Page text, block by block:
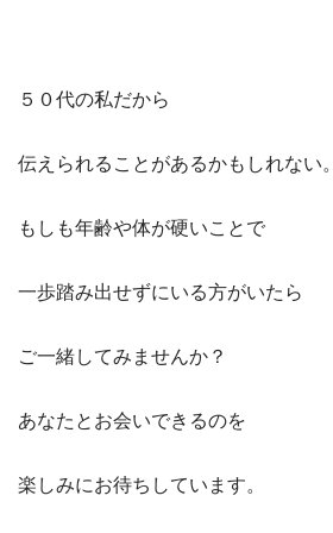
５０代の私だから
伝えられることがあるかもしれない。
もしも年齢や体が硬いことで
一歩踏み出せずにいる方がいたら
ご一緒してみませんか？
あなたとお会いできるのを
楽しみにお待ちしています。